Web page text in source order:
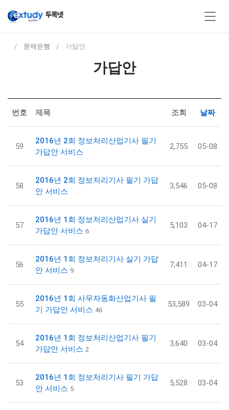
문제은행 가답안
가답안
번호 제목 조회 날짜
59
2016년 2회 정보처리산업기사 필기
가답안 서비스
2,755 05-08
58
2016년 2회 정보처리기사 필기 가답
안 서비스
3,546 05-08
57
2016년 1회 정보처리산업기사 실기
가답안 서비스 6
5,103 04-17
56
2016년 1회 정보처리기사 실기 가답
안 서비스 9
7,411 04-17
55
2016년 1회 사무자동화산업기사 필
기 가답안 서비스 46
53,589 03-04
54
2016년 1회 정보처리산업기사 필기
가답안 서비스 2
3,640 03-04
53
2016년 1회 정보처리기사 필기 가답
안 서비스 5
5,528 03-04